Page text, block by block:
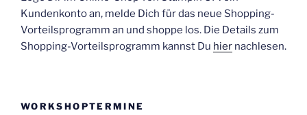
Kundenkonto an, melde Dich für das neue Shopping-
Vorteilsprogramm an und shoppe los. Die Details zum
Shopping-Vorteilsprogramm kannst Du hier nachlesen.
WORKSHOPTERMINE